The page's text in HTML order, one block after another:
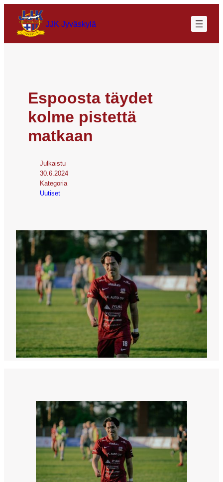
JJK Jyväskylä
Espoosta täydet
kolme pistettä
matkaan
Julkaistu
30.6.2024
Kategoria
Uutiset